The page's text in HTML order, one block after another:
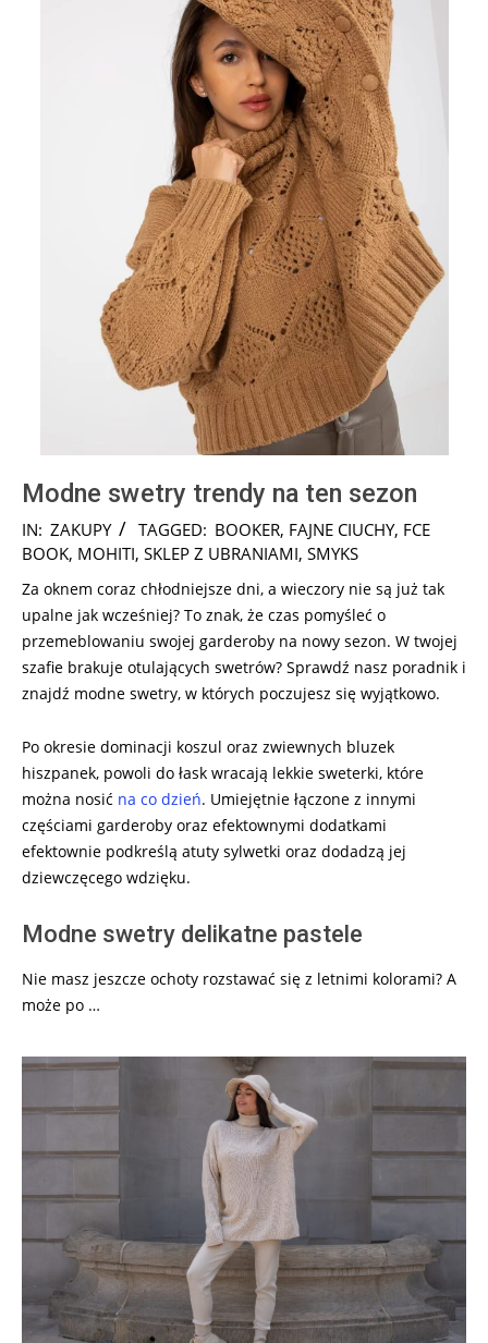
Modne swetry trendy na ten sezon
2024-
12-
IN: ZAKUPY TAGGED: BOOKER, FAJNE CIUCHY, FCE
BOOK, MOHITI, SKLEP Z UBRANIAMI, SMYKS
Za oknem coraz chłodniejsze dni, a wieczory nie są już tak
upalne jak wcześniej? To znak, że czas pomyśleć o
przemeblowaniu swojej garderoby na nowy sezon. W twojej
szafie brakuje otulających swetrów? Sprawdź nasz poradnik i
znajdź modne swetry, w których poczujesz się wyjątkowo.
Po okresie dominacji koszul oraz zwiewnych bluzek
hiszpanek, powoli do łask wracają lekkie sweterki, które
można nosić na co dzień. Umiejętnie łączone z innymi
częściami garderoby oraz efektownymi dodatkami
efektownie podkreślą atuty sylwetki oraz dodadzą jej
dziewczęcego wdzięku.
Modne swetry delikatne pastele
Nie masz jeszcze ochoty rozstawać się z letnimi kolorami? A
może po …